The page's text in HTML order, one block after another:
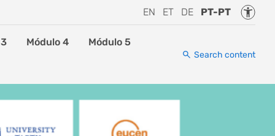
EN ET DE PT-PT
Módulo 4 Módulo 5
Search content